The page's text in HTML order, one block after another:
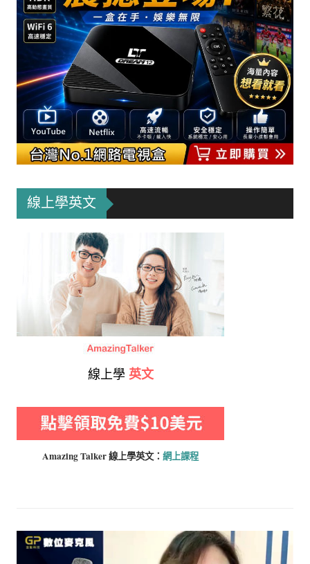
線上學英文
線上學 英文
Amazing Talker 線上學英文： 網上課程